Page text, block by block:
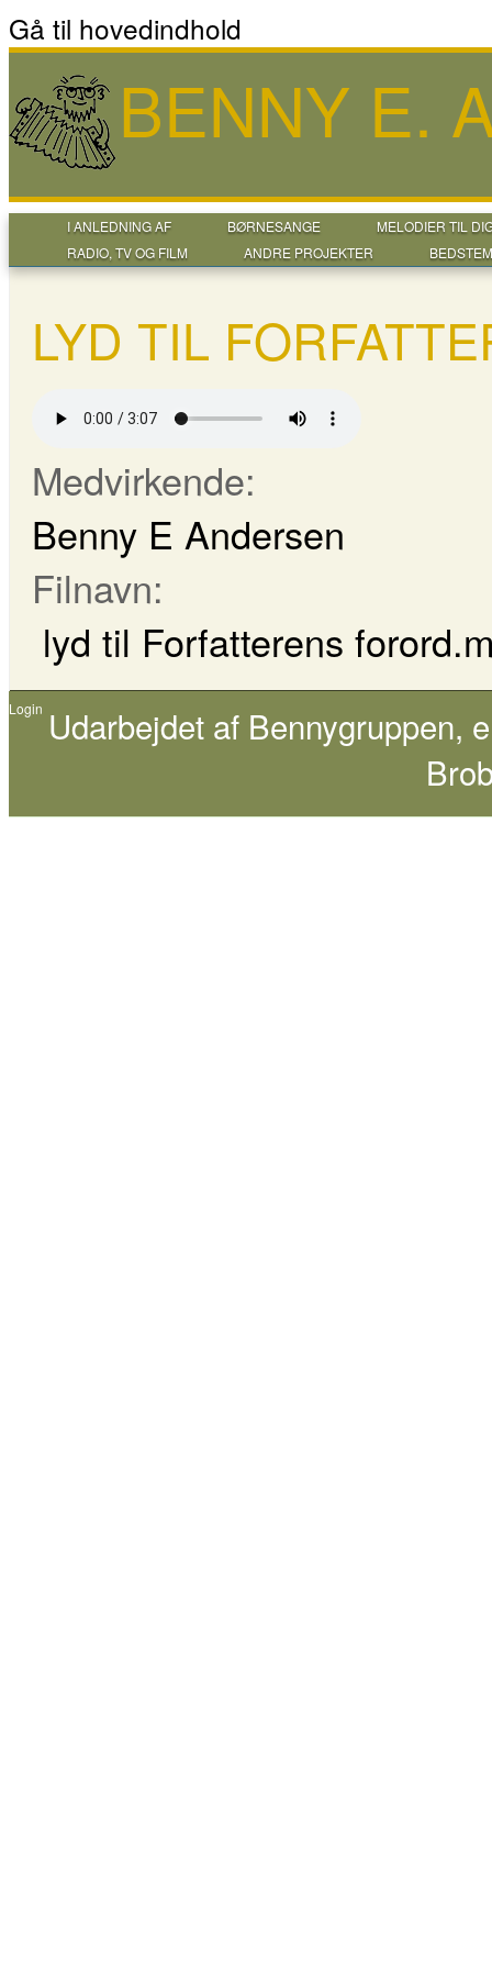
Gå til hovedindhold
BENNY E.
I ANLEDNING AF BØRNESANGE
MELODIER TIL
RADIO, TV OG FILM
ANDRE PROJEKTER
LYD TIL
Medvirkende:
Benny E Andersen
Filnavn:
lyd til Forfatterens
Login Udarbejdet af Bennygruppen,